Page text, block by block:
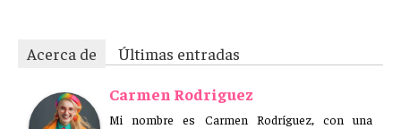
Acerca de
Últimas entradas
Carmen Rodriguez
Mi nombre es Carmen Rodríguez, con una